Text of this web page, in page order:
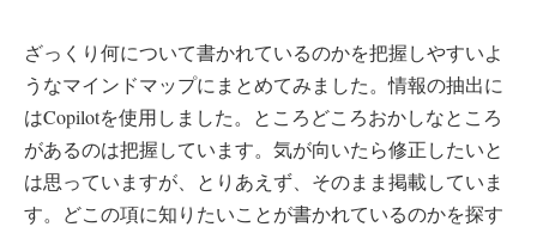
ざっくり何について書かれているのかを把握しやすいよ
うなマインドマップにまとめてみました。情報の抽出に
はCopilotを使用しました。ところどころおかしなところ
があるのは把握しています。気が向いたら修正したいと
は思っていますが、とりあえず、そのまま掲載していま
す。どこの項に知りたいことが書かれているのかを探す